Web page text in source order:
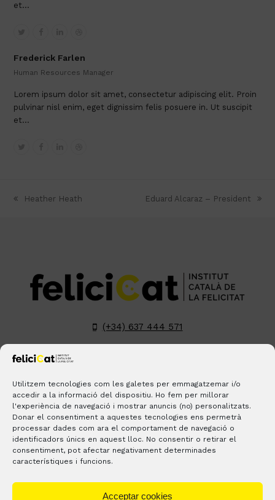
Utilitzem tecnologies com les galetes per emmagatzemar i/o
accedir a la informació del dispositiu. Ho fem per millorar
l'experiència de navegació i mostrar anuncis (no) personalitzats.
Donar el consentiment a aquestes tecnologies ens permetrà
processar dades com ara el comportament de navegació o
identificadors únics en aquest lloc. No consentir o retirar el
consentiment, pot afectar negativament determinades
característiques i funcions.
Acceptar cookies
et…
Frederick Farlen
Human Resources Manager
Lorem ipsum dolor sit amet, consectetur adipiscing elit. Proin
pulvinar nisl enim, eget dignissim felis posuere in. Ut suscipit
et…
Heather Heath Eduard Alcaraz – President
(+34) 637 444 571
hola@felicicat.cat
LinkedInYouTube
BLOGS CONTACTE ON ESTEM?